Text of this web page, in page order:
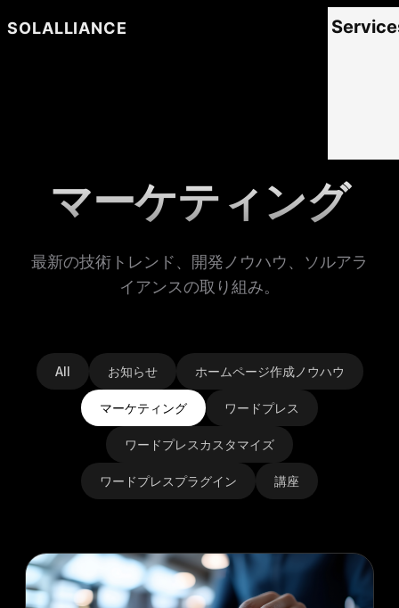
SOLALLIANCE
マーケティング
最新の技術トレンド、開発ノウハウ、ソルアラ
イアンスの取り組み。
All お知らせ ホームページ作成ノウハウ
マーケティング ワードプレス
ワードプレスカスタマイズ
ワードプレスプラグイン 講座